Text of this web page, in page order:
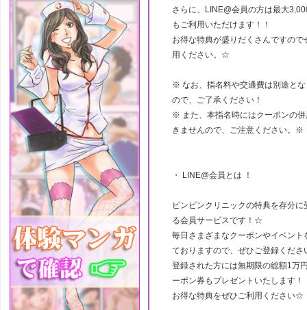
さらに、LINE@会員の方は最大
もご利用いただけます！！
お得な特典が盛りだくさんですので
用ください。☆
※ なお、指名料や交通費は別途と
ので、ご了承ください！
※ また、本指名時にはクーポンの
きませんので、ご注意ください。※
・ LINE@会員とは ！
ビンビンクリニックの特典を存分に
る会員サービスです！☆
毎日さまざまなクーポンやイベント
ておりますので、ぜひご登録くださ
登録された方には無期限の総額1万
ーポン券もプレゼントいたします！
お得な特典をぜひご利用ください☆